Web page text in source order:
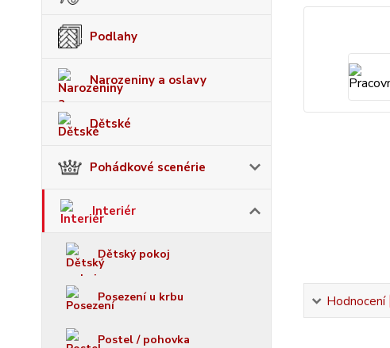
Podlahy
Narozeniny a oslavy
Dětské
Pohádkové scenérie
Interiér
Dětský pokoj
Posezení u krbu
Postel / pohovka
Hodnocení